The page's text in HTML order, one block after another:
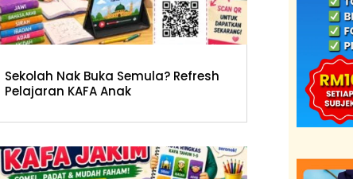
Sekolah Nak Buka Semula? Refresh
Pelajaran KAFA Anak